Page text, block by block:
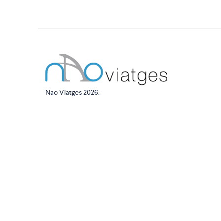
Nao Viatges 2026.